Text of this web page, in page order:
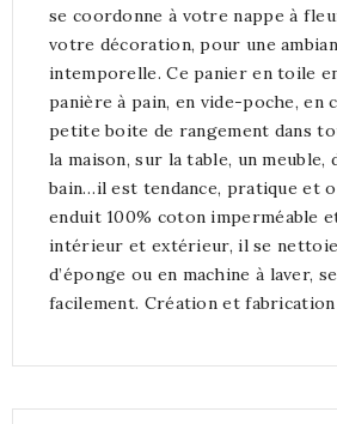
se coordonne à votre nappe à
votre décoration, pour une
intemporelle. Ce panier en toile
panière à pain, en vide-poche, en
petite boite de rangement dans
la maison, sur la table, un meuble,
bain…il est tendance, pratique et
enduit 100% coton imperméable
intérieur et extérieur, il se nettoie
d’éponge ou en machine à laver,
facilement. Création et fabrication